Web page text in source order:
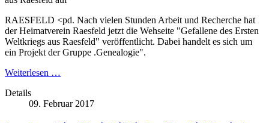
RAESFELD <pd. Nach vielen Stunden Arbeit und Recherche hat
der Heimatverein Raesfeld jetzt die Wehseite "Gefallene des Ersten
Weltkriegs aus Raesfeld" veröffentlicht. Dabei handelt es sich um
ein Projekt der Gruppe .Genealogie".
Weiterlesen …
Details
09. Februar 2017